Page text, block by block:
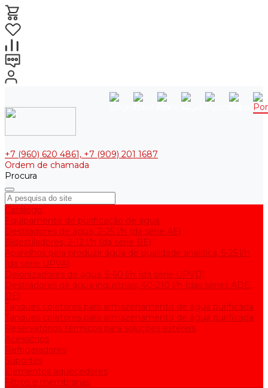
+7 (960) 620 4861, +7 (909) 201 1687
Ordem de chamada
Procura
Catálogo
Equipamento de purificação de água
Destiladores de água, 2-25 l/h (da série АE)
Bidestiladores, 2-12 l/h (da série BE)
Aparelhos para produzir água de qualidade analítica, 5-25 l/h
(da série UPVA)
Deionizadores de água, 5-60 l/h (da série UPVD)
Destiladores de água industriais, 40-210 l/h (das séries ADE,
DE)
Tanques coletores para armazenamento de água purificada
Tanques coletores para armazenamento de água purificada
Reservatórios térmicos para soluções estéreis
Acessórios
Refrigeradores
Suportes
Elementos aquecedores
Filtros e membranas